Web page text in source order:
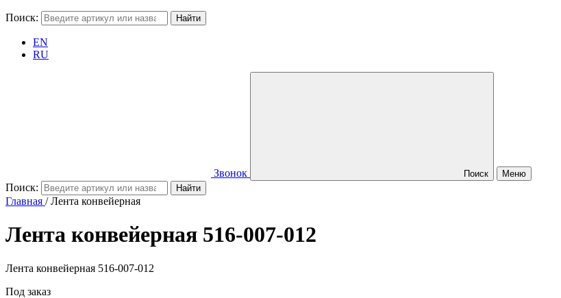
Поиск:
EN
RU
Звонок Поиск Меню
Поиск:
Главная /Лента конвейерная
Лента конвейерная 516-007-012
Лента конвейерная 516-007-012
Под заказ